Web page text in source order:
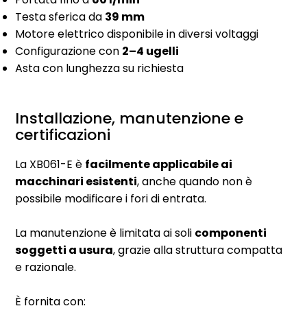
Testa sferica da 39 mm
Motore elettrico disponibile in diversi voltaggi
Configurazione con 2–4 ugelli
Asta con lunghezza su richiesta
Installazione, manutenzione e
certificazioni
La XB061-E è facilmente applicabile ai
macchinari esistenti, anche quando non è
possibile modificare i fori di entrata.
La manutenzione è limitata ai soli componenti
soggetti a usura, grazie alla struttura compatta
e razionale.
È fornita con: